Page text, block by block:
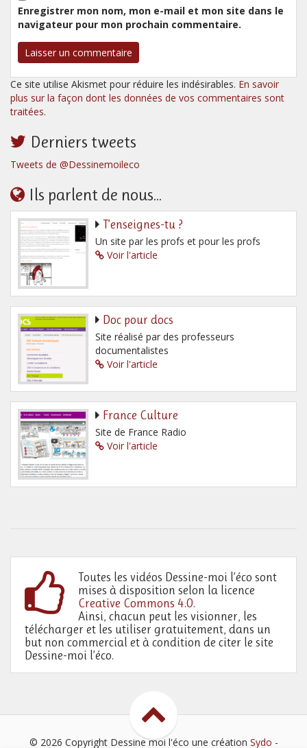
Enregistrer mon nom, mon e-mail et mon site dans le
navigateur pour mon prochain commentaire.
Ce site utilise Akismet pour réduire les indésirables. En savoir
plus sur la façon dont les données de vos commentaires sont
traitées.
Derniers tweets
Tweets de @Dessinemoileco
Ils parlent de nous...
T’enseignes-tu ?
Un site par les profs et pour les profs
Voir l'article
Doc pour docs
Site réalisé par des professeurs
documentalistes
Voir l'article
France Culture
Site de France Radio
Voir l'article
Toutes les vidéos Dessine-moi l’éco sont
mises à disposition selon la licence
Creative Commons 4.0.
Ainsi, chacun peut les visionner, les
télécharger et les utiliser gratuitement, dans un
but non commercial et à condition de citer le site
Dessine-moi l’éco.
© 2026 Copyright Dessine moi l'éco une création Sydo -